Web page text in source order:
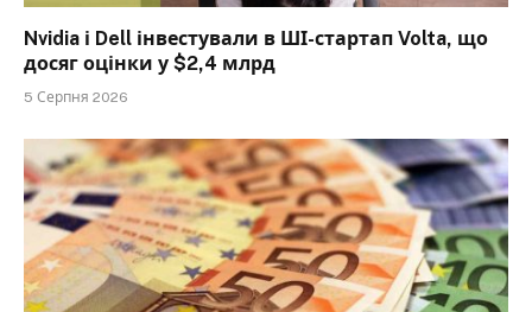
Nvidia і Dell інвестували в ШІ-стартап Volta, що
досяг оцінки у $2,4 млрд
5 Серпня 2026